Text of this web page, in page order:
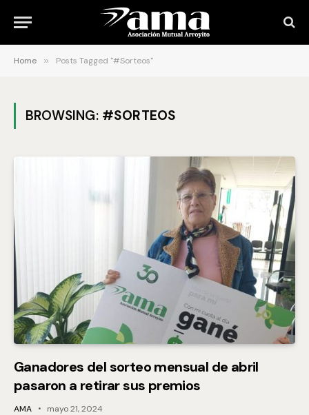
Home » Posts Tagged "#Sorteos"
BROWSING: #SORTEOS
Ganadores del sorteo mensual de abril
pasaron a retirar sus premios
AMA mayo 21, 2024